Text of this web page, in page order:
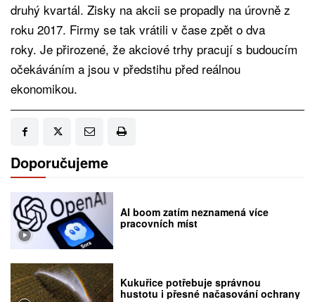
druhý kvartál. Zisky na akcii se propadly na úrovně z
roku 2017. Firmy se tak vrátili v čase zpět o dva
roky. Je přirozené, že akciové trhy pracují s budoucím
očekáváním a jsou v předstihu před reálnou
ekonomikou.
Doporučujeme
AI boom zatím neznamená více
pracovních míst
Kukuřice potřebuje správnou
hustotu i přesné načasování ochrany